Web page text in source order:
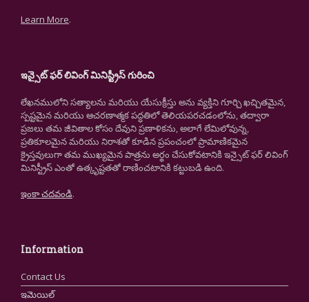
Learn More.
ఇన్సైట్ ఫర్ లివింగ్ మినిస్ట్రీస్ గురించి
లేఖనములోని సత్యాలను మరియు యేసుక్రీస్తు అను వ్యక్తిని గూర్చి ఖచ్చితమైన,
స్పష్టమైన మరియు ఆచరణాత్మక పద్ధతిలో తెలియపరచడంలోను, తద్వారా
ప్రజలు తమ జీవితాల కోసం దేవుని ప్రణాళికను, అలాగే లేమిలోవున్న,
ప్రతికూలమైన మరియు నిరాశతో కూడిన ప్రపంచంలో ప్రామాణికమైన
క్రైస్తవులుగా తమ ముఖ్యమైన పాత్రను అర్థం చేసుకోవటానికి ఇన్సైట్ ఫర్ లివింగ్
మినిస్ట్రీస్ ఎంతో ఉత్కృష్టతతో రాణించటానికి కట్టుబడి ఉంది.
ఇంకా చదవండి.
Information
Contact Us
ఇమెయిల్